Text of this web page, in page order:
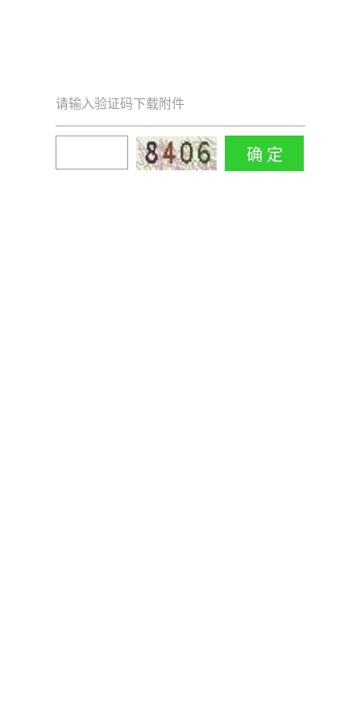
请输入验证码下载附件